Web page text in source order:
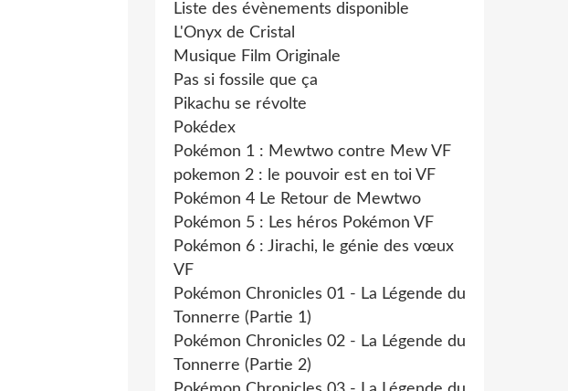
Liste des évènements disponible
L'Onyx de Cristal
Musique Film Originale
Pas si fossile que ça
Pikachu se révolte
Pokédex
Pokémon 1 : Mewtwo contre Mew VF
pokemon 2 : le pouvoir est en toi VF
Pokémon 4 Le Retour de Mewtwo
Pokémon 5 : Les héros Pokémon VF
Pokémon 6 : Jirachi, le génie des vœux
VF
Pokémon Chronicles 01 - La Légende du
Tonnerre (Partie 1)
Pokémon Chronicles 02 - La Légende du
Tonnerre (Partie 2)